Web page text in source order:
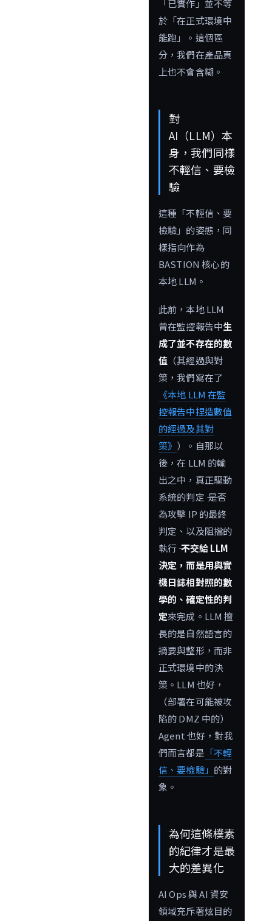
「已實作」並不等
於「在正式環境中
能跑」。這個區
分，我們在產品頁
上也不會含糊。
對
AI（LLM）本
身，我們同樣
不輕信、要檢
驗
這種「不輕信、要
檢驗」的姿態，同
樣指向作為
BASTION 核心的
本地 LLM。
此前，本地 LLM
曾在監控報告中生
成了並不存在的數
值 （其經過與對
策，我們寫在了
《本地 LLM 在監
控報告中捏造數值
的經過及其對
策》 ）。自那以
後，在 LLM 的輸
出之中，真正驅動
系統的判定 ―― 是否
為攻擊 IP 的最終
判定、以及阻擋的
執行 ――不交給 LLM
決定，而是用與實
機日誌相對照的數
學的、確定性的判
定來完成。LLM 擅
長的是自然語言的
摘要與整形，而非
正式環境中的決
策。LLM 也好，
（部署在可能被攻
陷的 DMZ 中的）
Agent 也好，對我
們而言都是 「不輕
信、要檢驗」 的對
象。
為何這條樸素
的紀律才是最
大的差異化
AI Ops 與 AI 資安
領域充斥著炫目的